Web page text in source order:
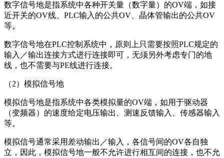
数字信号地是指系统中各种开关量（数字量）的OV端，如接
近开关的OV线、PLC输入的公共OV、晶体管输出的公共OV
等。
数字信号地在PLC控制系统中，原则上只需要按照PLC规定的
输入／输出连接方式进行连接即可，无须另外考虑专门的地
线，也不需要与PE线进行连接。
（2）模拟信号地
模拟信号地是指系统中各类模拟量的OV端，如用于驱动器
（变频器）的速度给定电压输出、测速反馈输入、传感器输入
等。
模拟信号通常采用差动输出／输入，各信号间的OV各自独
立，因此，模拟信号地一般不允许进行相互间的连接，也不允